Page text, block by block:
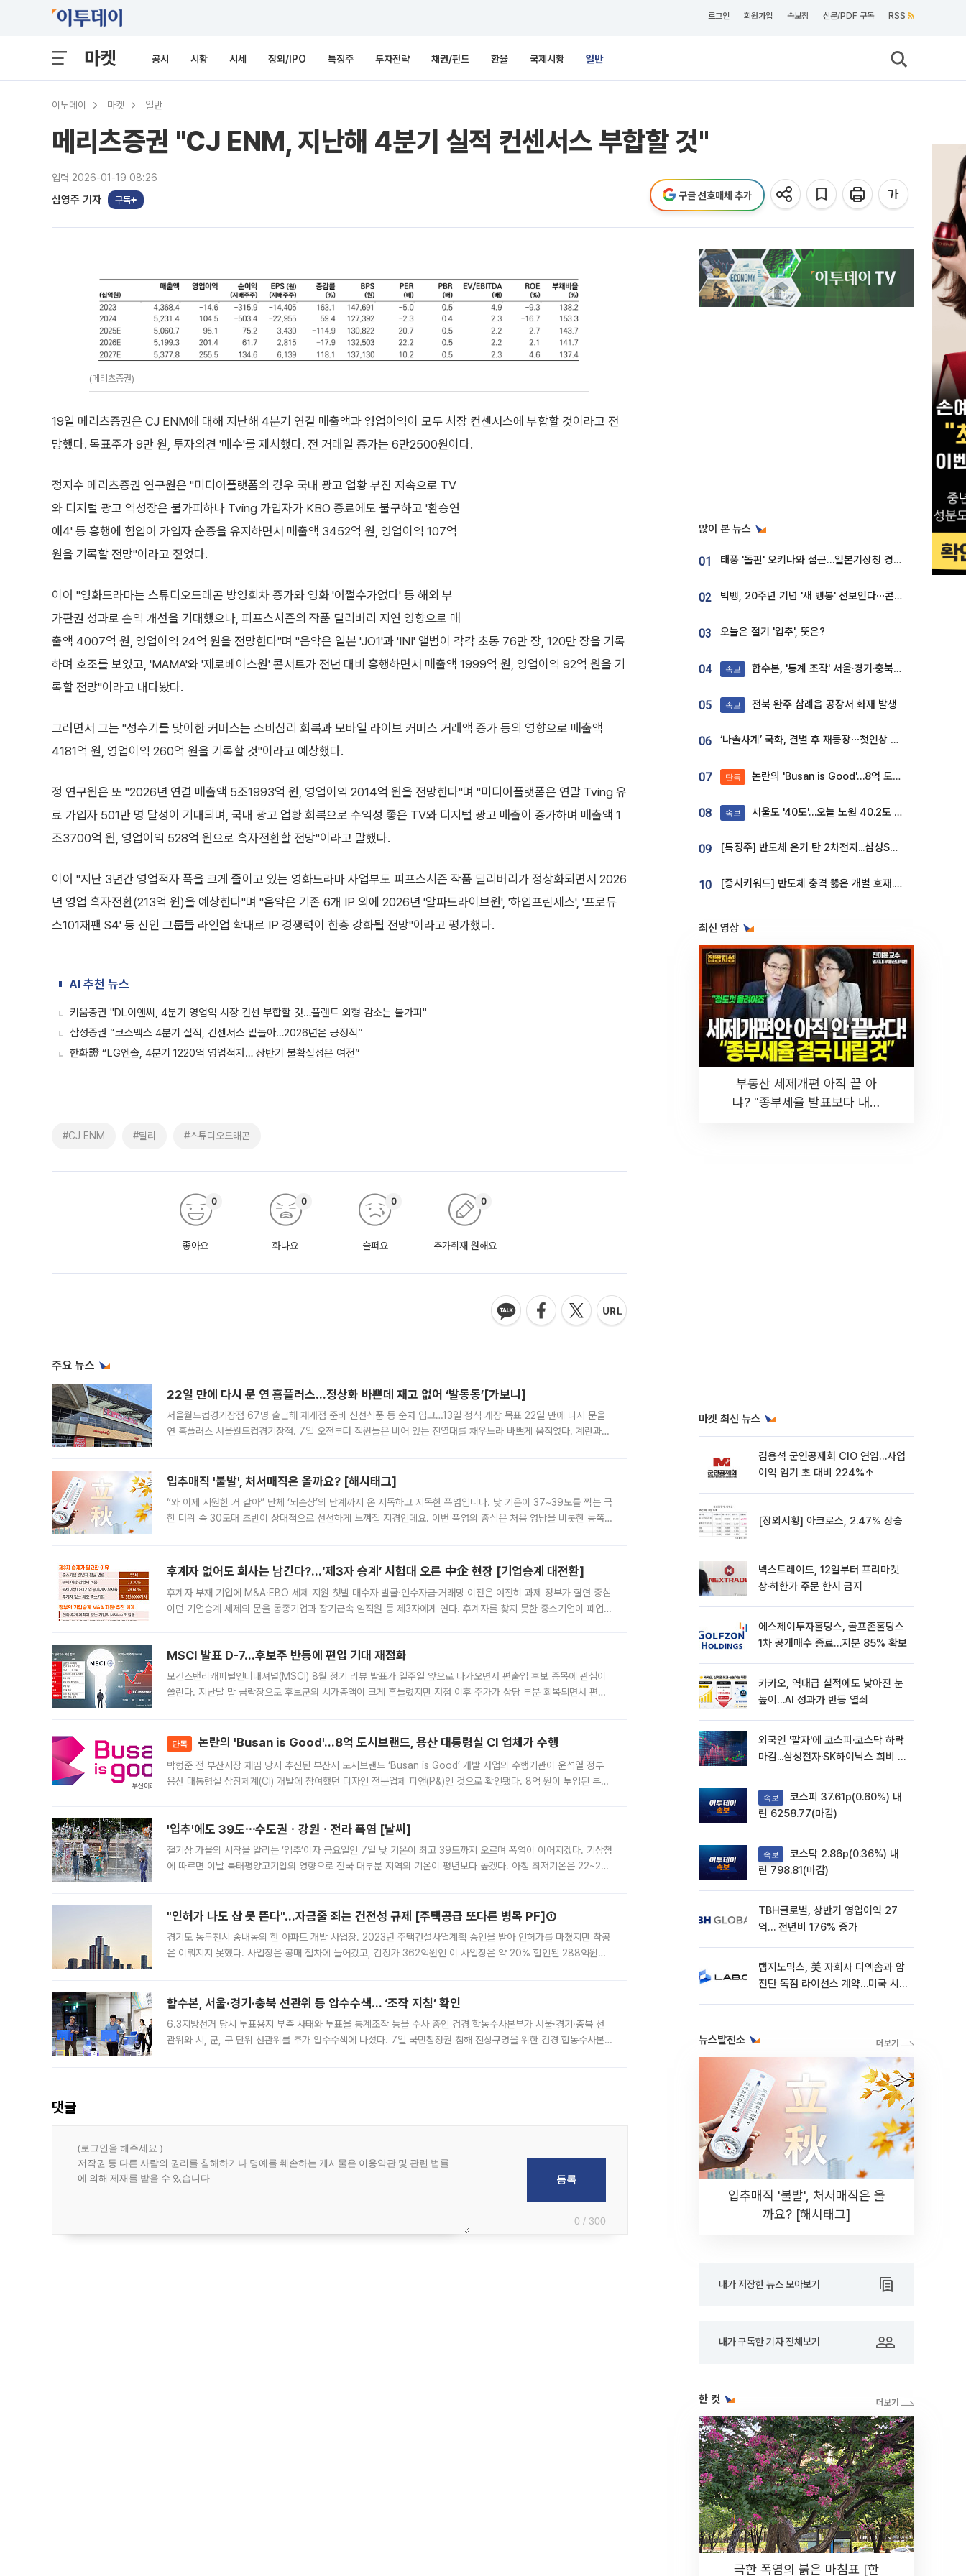
로그인 회원가입 속보창 신문/PDF 구독 RSS
마켓 공시 시황 시세 장외/IPO 특징주 투자전략 채권/펀드 환율 국제시황 일반
이투데이 마켓 일반
메리츠증권 "CJ ENM, 지난해 4분기 실적 컨센서스 부합할 것"
입력 2026-01-19 08:26
심영주 기자 구독 구글 선호매체 추가
(메리츠증권)
19일 메리츠증권은 CJ ENM에 대해 지난해 4분기 연결 매출액과 영업이익이 모두 시장 컨센서스에 부합할 것이라고 전
망했다. 목표주가 9만 원, 투자의견 '매수'를 제시했다. 전 거래일 종가는 6만2500원이다.
정지수 메리츠증권 연구원은 "미디어플랫폼의 경우 국내 광고 업황 부진 지속으로 TV
와 디지털 광고 역성장은 불가피하나 Tving 가입자가 KBO 종료에도 불구하고 '환승연
애4' 등 흥행에 힘입어 가입자 순증을 유지하면서 매출액 3452억 원, 영업이익 107억
원을 기록할 전망"이라고 짚었다.
이어 "영화드라마는 스튜디오드래곤 방영회차 증가와 영화 '어쩔수가없다' 등 해외 부
가판권 성과로 손익 개선을 기대했으나, 피프스시즌의 작품 딜리버리 지연 영향으로 매
출액 4007억 원, 영업이익 24억 원을 전망한다"며 "음악은 일본 'JO1'과 'INI' 앨범이 각각 초동 76만 장, 120만 장을 기록
하며 호조를 보였고, 'MAMA'와 '제로베이스원' 콘서트가 전년 대비 흥행하면서 매출액 1999억 원, 영업이익 92억 원을 기
록할 전망"이라고 내다봤다.
그러면서 그는 "성수기를 맞이한 커머스는 소비심리 회복과 모바일 라이브 커머스 거래액 증가 등의 영향으로 매출액
4181억 원, 영업이익 260억 원을 기록할 것"이라고 예상했다.
정 연구원은 또 "2026년 연결 매출액 5조1993억 원, 영업이익 2014억 원을 전망한다"며 "미디어플랫폼은 연말 Tving 유
료 가입자 501만 명 달성이 기대되며, 국내 광고 업황 회복으로 수익성 좋은 TV와 디지털 광고 매출이 증가하며 매출액 1
조3700억 원, 영업이익 528억 원으로 흑자전환할 전망"이라고 말했다.
이어 "지난 3년간 영업적자 폭을 크게 줄이고 있는 영화드라마 사업부도 피프스시즌 작품 딜리버리가 정상화되면서 2026
년 영업 흑자전환(213억 원)을 예상한다"며 "음악은 기존 6개 IP 외에 2026년 '알파드라이브원', '하입프린세스', '프로듀
스101재팬 S4' 등 신인 그룹들 라인업 확대로 IP 경쟁력이 한층 강화될 전망"이라고 평가했다.
AI 추천 뉴스
키움증권 "DL이앤씨, 4분기 영업익 시장 컨센 부합할 것…플랜트 외형 감소는 불가피"
삼성증권 “코스맥스 4분기 실적, 컨센서스 밑돌아…2026년은 긍정적”
한화證 “LG엔솔, 4분기 1220억 영업적자… 상반기 불확실성은 여전”
#CJ ENM #딜리 #스튜디오드래곤
좋아요
0
화나요
0
슬퍼요
0
추가취재 원해요
0
주요 뉴스
22일 만에 다시 문 연 홈플러스…정상화 바쁜데 재고 없어 ‘발동동’[가보니]
서울월드컵경기장점 67명 출근해 재개점 준비 신선식품 등 순차 입고…13일 정식 개장 목표 22일 만에 다시 문을
연 홈플러스 서울월드컵경기장점. 7일 오전부터 직원들은 비어 있는 진열대를 채우느라 바쁘게 움직였다. 계란과
입추매직 '불발', 처서매직은 올까요? [해시태그]
“와 이제 시원한 거 같아” 단체 ‘뇌손상’의 단계까지 온 지독하고 지독한 폭염입니다. 낮 기온이 37~39도를 찍는 극
한 더위 속 30도대 초반이 상대적으로 선선하게 느껴질 지경인데요. 이번 폭염의 중심은 처음 영남을 비롯한 동쪽
후계자 없어도 회사는 남긴다?…‘제3자 승계’ 시험대 오른 中企 현장 [기업승계 대전환]
후계자 부재 기업에 M&A·EBO 세제 지원 첫발 매수자 발굴·인수자금·거래망 이전은 여전히 과제 정부가 혈연 중심
이던 기업승계 세제의 문을 동종기업과 장기근속 임직원 등 제3자에게 연다. 후계자를 찾지 못한 중소기업이 폐업
MSCI 발표 D-7…후보주 반등에 편입 기대 재점화
모건스탠리캐피털인터내셔널(MSCI) 8월 정기 리뷰 발표가 일주일 앞으로 다가오면서 편출입 후보 종목에 관심이
쏠린다. 지난달 말 급락장으로 후보군의 시가총액이 크게 흔들렸지만 저점 이후 주가가 상당 부분 회복되면서 편입
단독 논란의 'Busan is Good'…8억 도시브랜드, 용산 대통령실 CI 업체가 수행
박형준 전 부산시장 재임 당시 추진된 부산시 도시브랜드 ‘Busan is Good’ 개발 사업의 수행기관이 윤석열 정부
용산 대통령실 상징체계(CI) 개발에 참여했던 디자인 전문업체 피앤(P&)인 것으로 확인됐다. 8억 원이 투입된 부산
'입추'에도 39도⋯수도권ㆍ강원ㆍ전라 폭염 [날씨]
절기상 가을의 시작을 알리는 ‘입추’이자 금요일인 7일 낮 기온이 최고 39도까지 오르며 폭염이 이어지겠다. 기상청
에 따르면 이날 북태평양고기압의 영향으로 전국 대부분 지역의 기온이 평년보다 높겠다. 아침 최저기온은 22~27
"인허가 나도 삽 못 뜬다"…자금줄 죄는 건전성 규제 [주택공급 또다른 병목 PF]①
경기도 동두천시 송내동의 한 아파트 개발 사업장. 2023년 주택건설사업계획 승인을 받아 인허가를 마쳤지만 착공
은 이뤄지지 못했다. 사업장은 공매 절차에 들어갔고, 감정가 362억원인 이 사업장은 약 20% 할인된 288억원에
합수본, 서울·경기·충북 선관위 등 압수수색… ‘조작 지침’ 확인
6.3지방선거 당시 투표용지 부족 사태와 투표율 통계조작 등을 수사 중인 검경 합동수사본부가 서울·경기·충북 선
관위와 시, 군, 구 단위 선관위를 추가 압수수색에 나섰다. 7일 국민참정권 침해 진상규명을 위한 검경 합동수사본
댓글
0 / 300
많이 본 뉴스
01 태풍 '돌핀' 오키나와 접근…일본기상청 경로 업데이트
02 빅뱅, 20주년 기념 '새 뱅봉' 선보인다⋯콘서트 앞두고 팝업 개최
03 오늘은 절기 '입추', 뜻은?
04 속보 합수본, '통계 조작' 서울·경기·충북 선관위 등 추가 압수수색
05 속보 전북 완주 삼례읍 공장서 화재 발생
06 ‘나솔사계’ 국화, 결별 후 재등장⋯첫인상 투표 휩쓸고 ‘인기녀’ 등극
07 단독 논란의 'Busan is Good'…8억 도시브랜드, 용산 대통령실 CI 업체가 수행
08 속보 서울도 '40도'…오늘 노원 40.2도 기록
09 [특징주] 반도체 온기 탄 2차전지...삼성SDI, 장 초반 7% 넘게 껑충
10 [증시키워드] 반도체 충격 뚫은 개별 호재...포스코퓨처엠·에코프로·한화솔루션 '눈길'
최신 영상
부동산 세제개편 아직 끝 아
냐? "종부세율 발표보다 내릴
마켓 최신 뉴스
김용석 군인공제회 CIO 연임…사업
이익 임기 초 대비 224%↑
[장외시황] 아크로스, 2.47% 상승
넥스트레이드, 12일부터 프리마켓
상·하한가 주문 한시 금지
에스제이투자홀딩스, 골프존홀딩스
1차 공개매수 종료…지분 85% 확보
카카오, 역대급 실적에도 낮아진 눈
높이…AI 성과가 반등 열쇠
외국인 '팔자'에 코스피·코스닥 하락
마감...삼성전자·SK하이닉스 희비 갈
속보
린 6258.77(마감)
속보
린 798.81(마감)
TBH글로벌, 상반기 영업이익 27
억… 전년비 176% 증가
랩지노믹스, 美 자회사 디엑솜과 암
진단 독점 라이선스 계약…미국 시
뉴스발전소
입추매직 '불발', 처서매직은 올
까요? [해시태그]
내가 저장한 뉴스 모아보기
내가 구독한 기자 전체보기
한 컷
극한 폭염의 붉은 마침표 [한